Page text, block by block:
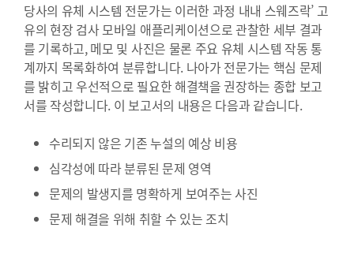
당사의 유체 시스템 전문가는 이러한 과정 내내 스웨즈락’ 고
유의 현장 검사 모바일 애플리케이션으로 관찰한 세부 결과
를 기록하고, 메모 및 사진은 물론 주요 유체 시스템 작동 통
계까지 목록화하여 분류합니다. 나아가 전문가는 핵심 문제
를 밝히고 우선적으로 필요한 해결책을 권장하는 종합 보고
서를 작성합니다. 이 보고서의 내용은 다음과 같습니다.
수리되지 않은 기존 누설의 예상 비용
심각성에 따라 분류된 문제 영역
문제의 발생지를 명확하게 보여주는 사진
문제 해결을 위해 취할 수 있는 조치